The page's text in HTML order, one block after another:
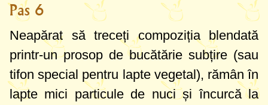
Pas 6
Neapărat să treceți compoziția blendată
printr-un prosop de bucătărie subțire (sau
tifon special pentru lapte vegetal), rămân în
lapte mici particule de nuci și încurcă la